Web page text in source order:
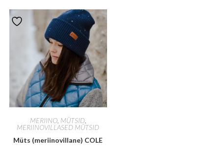
MERIINO, MÜTSID,
MERIINOVILLASED MÜTSID
Müts (meriinovillane) COLE